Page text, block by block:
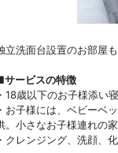
立洗面台設置のお部屋も
サービスの特徴
・18歳以下のお子様添い
・お子様には、ベビーベ
。小さなお子様連れの
・クレンジング、洗顔、